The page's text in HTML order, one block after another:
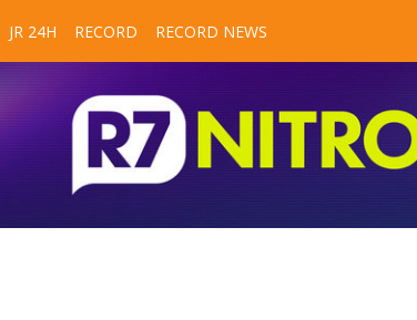
JR 24H RECORD RECORD NEWS